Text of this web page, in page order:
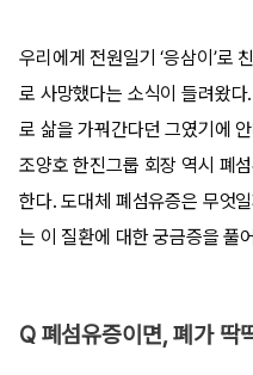
우리에게 전원일기‘응삼이 ’로
로 사망했다는 소식이 들려왔다
로 삶을 가꿔간다던 그였기에
조양호 한진그룹 회장 역시 폐
한다.도대체 폐섬유증은 무엇
는 이 질환에 대한 궁금증을 풀
Q 폐섬유증이면, 폐가 딱